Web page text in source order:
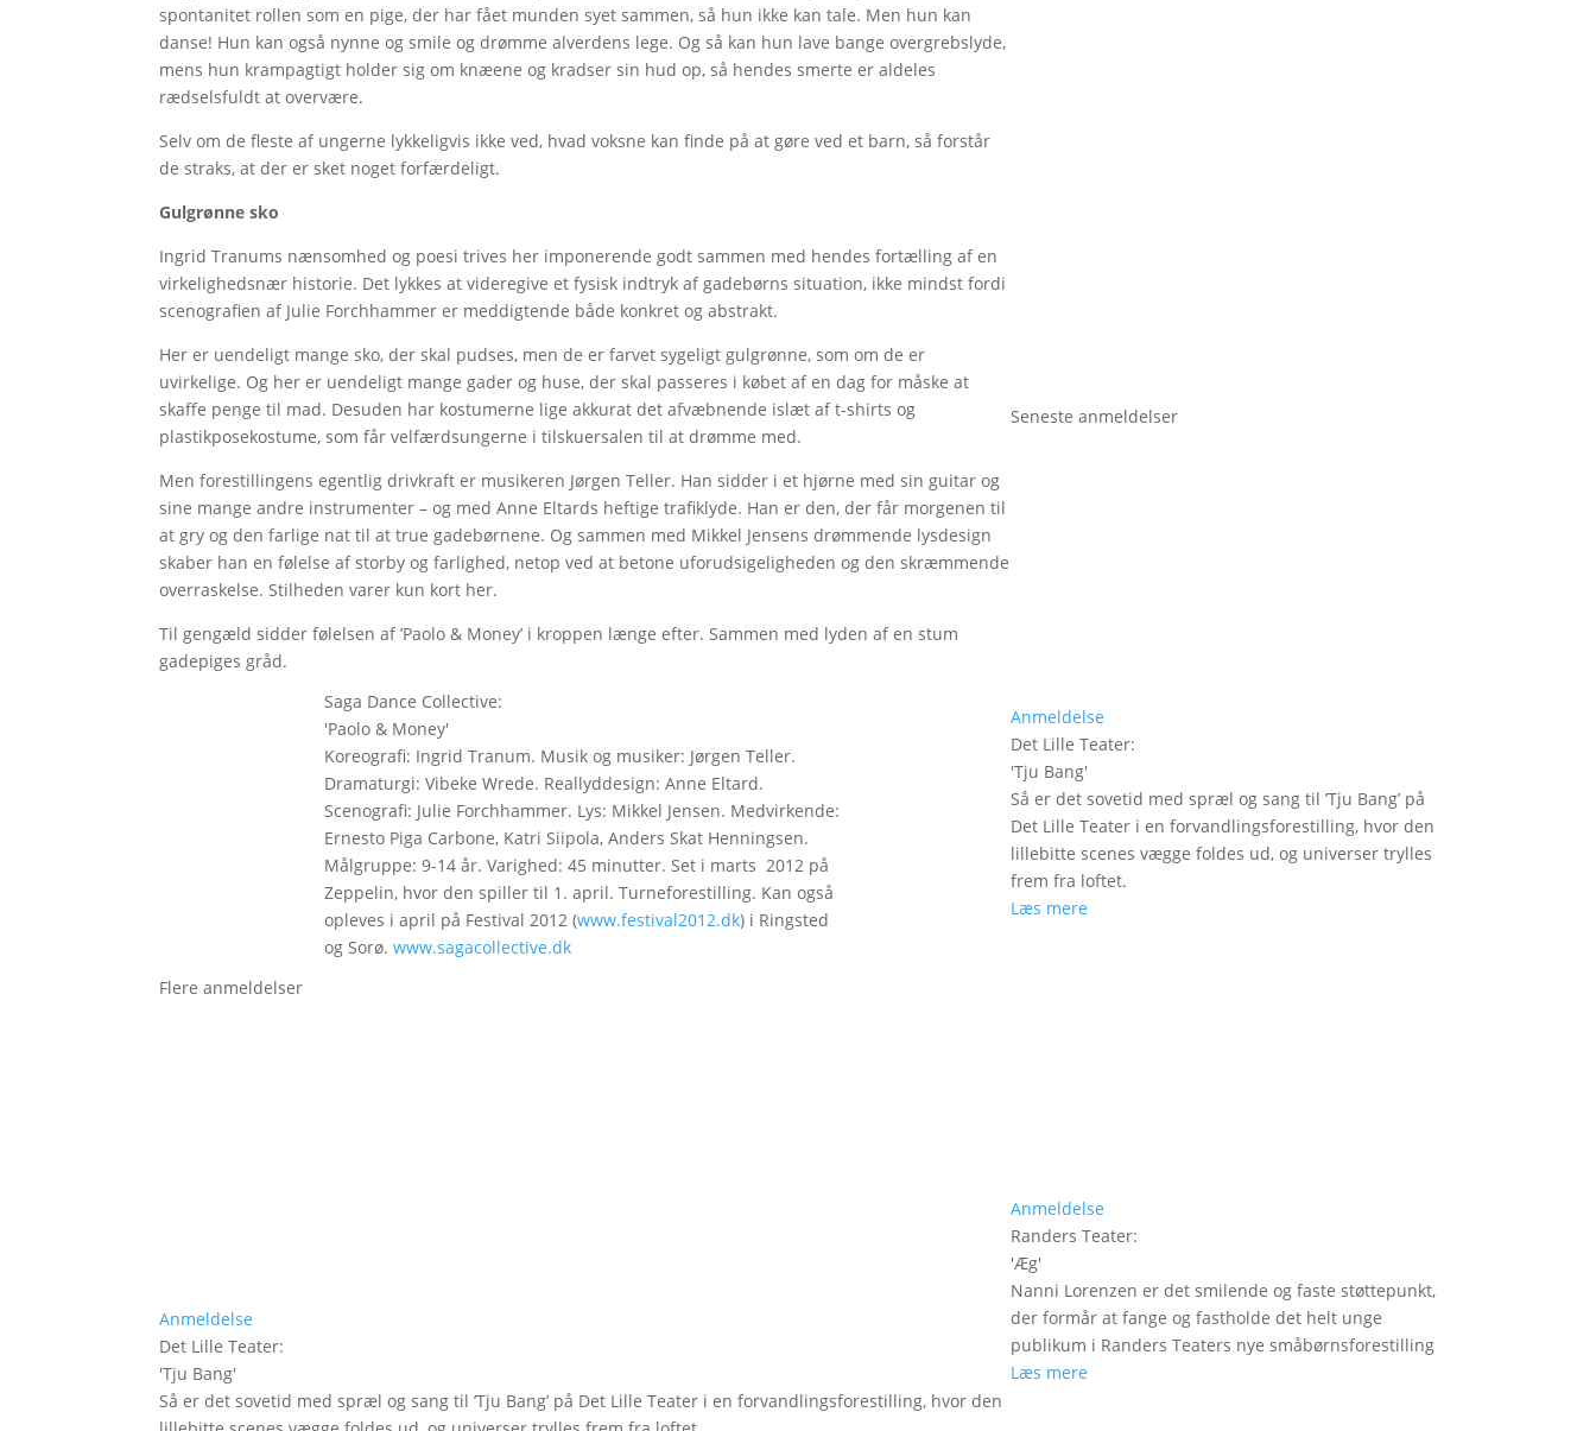
spontanitet rollen som en pige, der har fået munden syet sammen, så hun ikke kan tale. Men hun kan
danse! Hun kan også nynne og smile og drømme alverdens lege. Og så kan hun lave bange overgrebslyde,
mens hun krampagtigt holder sig om knæene og kradser sin hud op, så hendes smerte er aldeles
rædselsfuldt at overvære.
Selv om de fleste af ungerne lykkeligvis ikke ved, hvad voksne kan finde på at gøre ved et barn, så forstår
de straks, at der er sket noget forfærdeligt.
Gulgrønne sko
Ingrid Tranums nænsomhed og poesi trives her imponerende godt sammen med hendes fortælling af en
virkelighedsnær historie. Det lykkes at videregive et fysisk indtryk af gadebørns situation, ikke mindst fordi
scenografien af Julie Forchhammer er meddigtende både konkret og abstrakt.
Her er uendeligt mange sko, der skal pudses, men de er farvet sygeligt gulgrønne, som om de er
uvirkelige. Og her er uendeligt mange gader og huse, der skal passeres i købet af en dag for måske at
skaffe penge til mad. Desuden har kostumerne lige akkurat det afvæbnende islæt af t-shirts og
plastikposekostume, som får velfærdsungerne i tilskuersalen til at drømme med.
Men forestillingens egentlig drivkraft er musikeren Jørgen Teller. Han sidder i et hjørne med sin guitar og
sine mange andre instrumenter – og med Anne Eltards heftige trafiklyde. Han er den, der får morgenen til
at gry og den farlige nat til at true gadebørnene. Og sammen med Mikkel Jensens drømmende lysdesign
skaber han en følelse af storby og farlighed, netop ved at betone uforudsigeligheden og den skræmmende
overraskelse. Stilheden varer kun kort her.
Til gengæld sidder følelsen af ’Paolo & Money’ i kroppen længe efter. Sammen med lyden af en stum
gadepiges gråd.
Saga Dance Collective:
'Paolo & Money'
Koreografi: Ingrid Tranum. Musik og musiker: Jørgen Teller.
Dramaturgi: Vibeke Wrede. Reallyddesign: Anne Eltard.
Scenografi: Julie Forchhammer. Lys: Mikkel Jensen. Medvirkende:
Ernesto Piga Carbone, Katri Siipola, Anders Skat Henningsen.
Målgruppe: 9-14 år. Varighed: 45 minutter. Set i marts 2012 på
Zeppelin, hvor den spiller til 1. april. Turneforestilling. Kan også
opleves i april på Festival 2012 (www.festival2012.dk) i Ringsted
og Sorø. www.sagacollective.dk
Flere anmeldelser
Anmeldelse
Det Lille Teater:
'Tju Bang'
Så er det sovetid med spræl og sang til ’Tju Bang’ på Det Lille Teater i en forvandlingsforestilling, hvor den
Seneste anmeldelser
Anmeldelse
Det Lille Teater:
'Tju Bang'
Så er det sovetid med spræl og sang til ’Tju Bang’ på
Det Lille Teater i en forvandlingsforestilling, hvor den
lillebitte scenes vægge foldes ud, og universer trylles
frem fra loftet.
Læs mere
Anmeldelse
Randers Teater:
'Æg'
Nanni Lorenzen er det smilende og faste støttepunkt,
der formår at fange og fastholde det helt unge
publikum i Randers Teaters nye småbørnsforestilling
Læs mere